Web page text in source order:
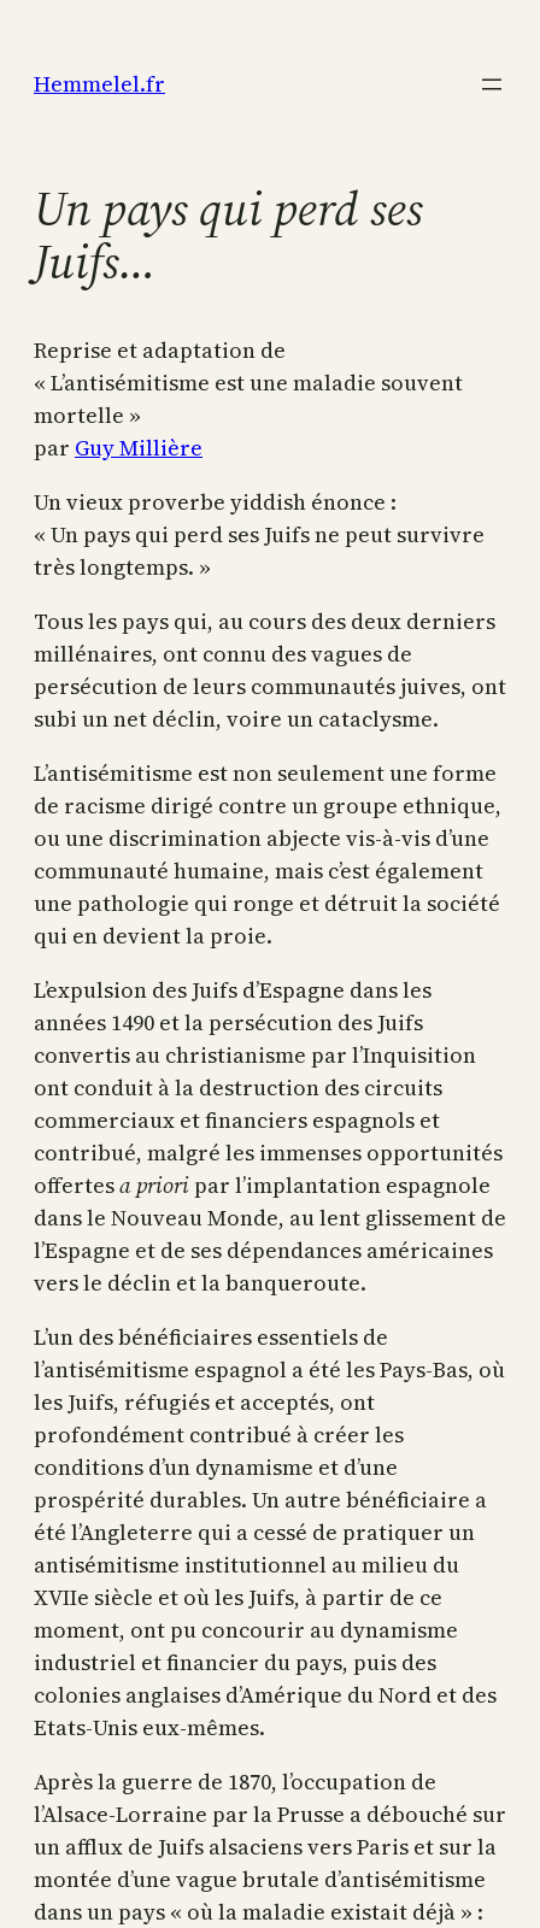
contenu
Hemmelel.fr
Un pays qui perd ses
Juifs…
Reprise et adaptation de
« L’antisémitisme est une maladie souvent
mortelle »
par Guy Millière
Un vieux proverbe yiddish énonce :
« Un pays qui perd ses Juifs ne peut survivre
très longtemps. »
Tous les pays qui, au cours des deux derniers
millénaires, ont connu des vagues de
persécution de leurs communautés juives, ont
subi un net déclin, voire un cataclysme.
L’antisémitisme est non seulement une forme
de racisme dirigé contre un groupe ethnique,
ou une discrimination abjecte vis-à-vis d’une
communauté humaine, mais c’est également
une pathologie qui ronge et détruit la société
qui en devient la proie.
L’expulsion des Juifs d’Espagne dans les
années 1490 et la persécution des Juifs
convertis au christianisme par l’Inquisition
ont conduit à la destruction des circuits
commerciaux et financiers espagnols et
contribué, malgré les immenses opportunités
offertesa priori par l’implantation espagnole
dans le Nouveau Monde, au lent glissement de
l’Espagne et de ses dépendances américaines
vers le déclin et la banqueroute.
L’un des bénéficiaires essentiels de
l’antisémitisme espagnol a été les Pays-Bas, où
les Juifs, réfugiés et acceptés, ont
profondément contribué à créer les
conditions d’un dynamisme et d’une
prospérité durables. Un autre bénéficiaire a
été l’Angleterre qui a cessé de pratiquer un
antisémitisme institutionnel au milieu du
XVIIe siècle et où les Juifs, à partir de ce
moment, ont pu concourir au dynamisme
industriel et financier du pays, puis des
colonies anglaises d’Amérique du Nord et des
Etats-Unis eux-mêmes.
Après la guerre de 1870, l’occupation de
l’Alsace-Lorraine par la Prusse a débouché sur
un afflux de Juifs alsaciens vers Paris et sur la
montée d’une vague brutale d’antisémitisme
dans un pays « où la maladie existait déjà » :